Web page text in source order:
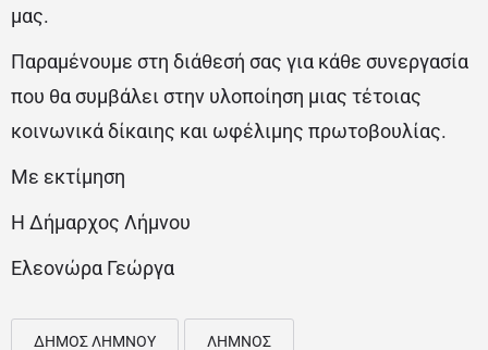
μας.
Παραμένουμε στη διάθεσή σας για κάθε συνεργασία
που θα συμβάλει στην υλοποίηση μιας τέτοιας
κοινωνικά δίκαιης και ωφέλιμης πρωτοβουλίας.
Με εκτίμηση
Η Δήμαρχος Λήμνου
Ελεονώρα Γεώργα
ΔΗΜΟΣ ΛΗΜΝΟΥ ΛΗΜΝΟΣ